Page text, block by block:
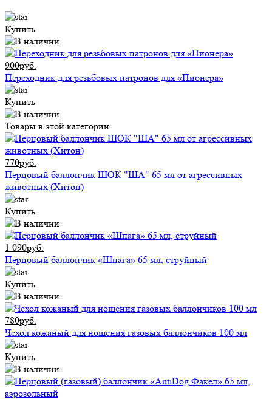
Купить
900руб.
Переходник для резьбовых патронов для «Пионера»
Купить
Товары в этой категории
770руб.
Перцовый баллончик ШОК "ША" 65 мл от агрессивных
животных (Хитон)
Купить
1 090руб.
Перцовый баллончик «Шпага» 65 мл, струйный
Купить
780руб.
Чехол кожаный для ношения газовых баллончиков 100 мл
Купить